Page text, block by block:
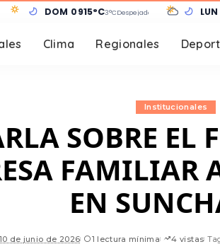
DOM 0915°C3°CDespejado
Clima Regionales
Institucionales
SOBRE EL
FAMILIAR
EN
10 de junio de 2026 1 lectura mínima 4 vistas